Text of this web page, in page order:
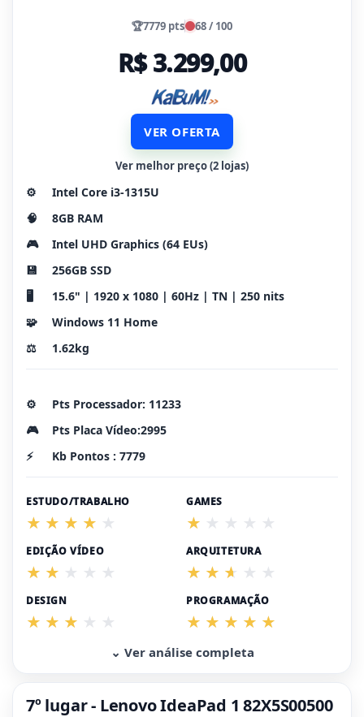
🏆7779 pts 68 / 100
R$ 3.299,00
VER OFERTA
Ver melhor preço (2 lojas)
⚙️
Intel Core i3-1315U
🧠
8GB RAM
🎮
Intel UHD Graphics (64 EUs)
💾
256GB SSD
🖥️
15.6" | 1920 x 1080 | 60Hz | TN | 250 nits
🧩
Windows 11 Home
⚖️
1.62kg
⚙️
Pts Processador: 11233
🎮
Pts Placa Vídeo:2995
⚡
Kb Pontos : 7779
ESTUDO/TRABALHO GAMES
EDIÇÃO VÍDEO ARQUITETURA
DESIGN PROGRAMAÇÃO
⌄ Ver análise completa
7º lugar - Lenovo IdeaPad 1 82X5S00500